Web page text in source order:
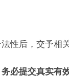
性后，交予相
务必提交真实有